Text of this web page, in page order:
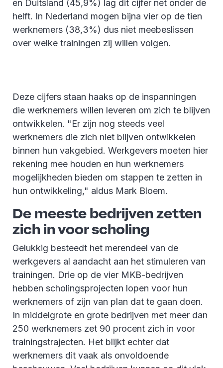
en Duitsland (45,9%) lag dit cijfer net onder de
helft. In Nederland mogen bijna vier op de tien
werknemers (38,3%) dus niet meebeslissen
over welke trainingen zij willen volgen.
Deze cijfers staan haaks op de inspanningen
die werknemers willen leveren om zich te blijven
ontwikkelen. "Er zijn nog steeds veel
werknemers die zich niet blijven ontwikkelen
binnen hun vakgebied. Werkgevers moeten hier
rekening mee houden en hun werknemers
mogelijkheden bieden om stappen te zetten in
hun ontwikkeling," aldus Mark Bloem.
De meeste bedrijven zetten
zich in voor scholing
Gelukkig besteedt het merendeel van de
werkgevers al aandacht aan het stimuleren van
trainingen. Drie op de vier MKB-bedrijven
hebben scholingsprojecten lopen voor hun
werknemers of zijn van plan dat te gaan doen.
In middelgrote en grote bedrijven met meer dan
250 werknemers zet 90 procent zich in voor
trainingstrajecten. Het blijkt echter dat
werknemers dit vaak als onvoldoende